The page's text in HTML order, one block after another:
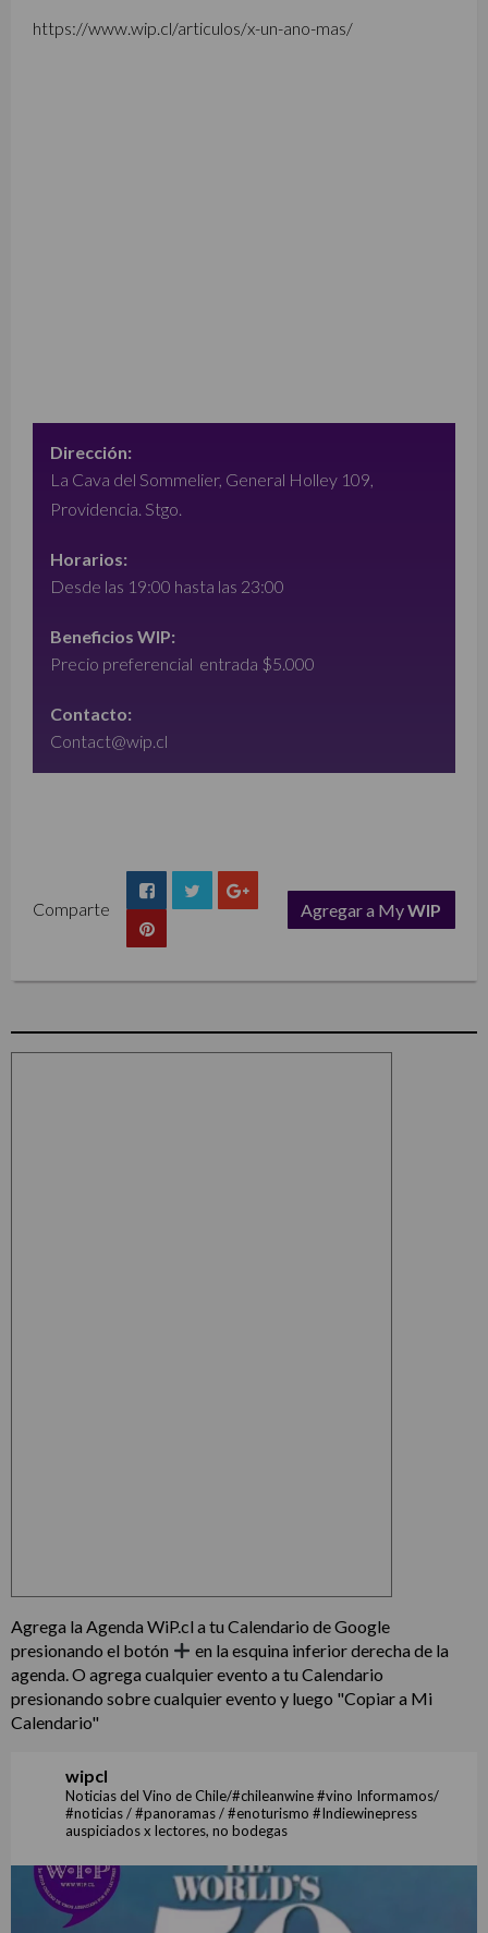
https://www.wip.cl/articulos/x-un-ano-mas/
Dirección:
La Cava del Sommelier, General Holley 109,
Providencia. Stgo.
Horarios:
Desde las 19:00 hasta las 23:00
Beneficios WIP:
Precio preferencial entrada $5.000
Contacto:
Contact@wip.cl
Comparte Agregar a MyWIP
Agrega la Agenda WiP.cl a tu Calendario de Google
presionando el botón
en la esquina inferior derecha de la
agenda. O agrega cualquier evento a tu Calendario
presionando sobre cualquier evento y luego "Copiar a Mi
Calendario"
wipcl
Noticias del Vino de Chile/#chileanwine #vino Informamos/
#noticias / #panoramas / #enoturismo #Indiewinepress
auspiciados x lectores, no bodegas